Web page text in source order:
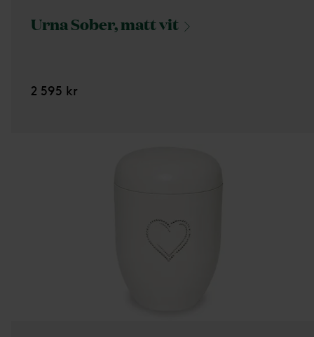
Urna Sober, mattvit
2 595 kr